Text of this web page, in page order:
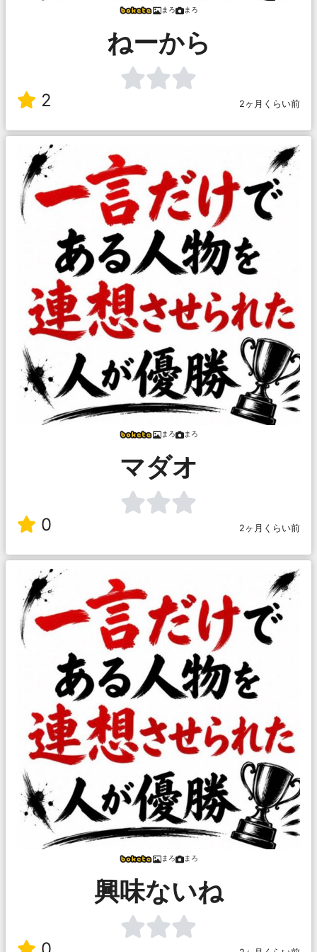
まろ まろ
ねーから
2 2ヶ月くらい前
まろ まろ
マダオ
0 2ヶ月くらい前
まろ まろ
興味ないね